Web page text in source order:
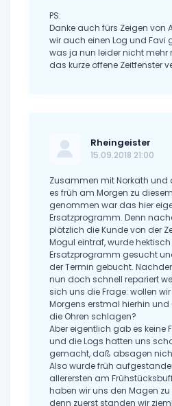
PS:
Danke auch fürs Zeigen von
wir auch einen Log und Favi
was ja nun leider nicht
das kurze offene Zeitfenster
Rheingeister
15.09.2018 21:00
Zusammen mit Norkath und
es früh am Morgen zu
genommen war das hier
Ersatzprogramm. Denn
plötzlich die Kunde von der
Mogul eintraf, wurde
Ersatzprogramm gesucht
der Termin gebucht.
nun doch schnell repariert
sich uns die Frage: wollen
Morgens erstmal hierhin
die Ohren schlagen?
Aber eigentlich gab es keine
und die Logs hatten uns
gemacht, daß absagen
Also wurde früh
allerersten am
haben wir uns den Magen
denn zuerst standen wir